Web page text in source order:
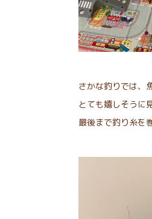
さかな釣りでは、
とても嬉しそうに
最後まで釣り糸を